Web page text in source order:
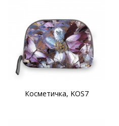
Косметичка, KOS7